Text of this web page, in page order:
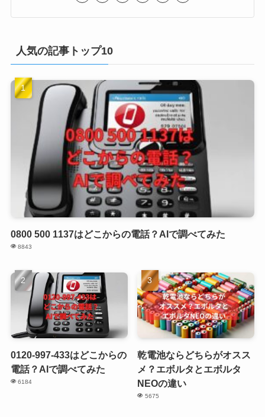
人気の記事トップ10
0800 500 1137はどこからの電話？AIで調べてみた
8843
0120-997-433はどこからの
電話？AIで調べてみた
6184
乾電池ならどちらがオスス
メ？エボルタとエボルタ
NEOの違い
5675